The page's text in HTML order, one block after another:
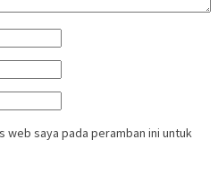
web saya pada peramban ini untuk